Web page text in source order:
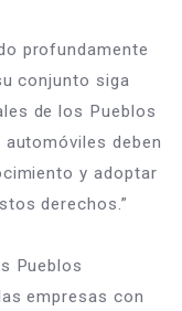
profundamente
conjunto siga
de los Pueblos
deben
y adoptar
derechos.”
Pueblos
empresas con